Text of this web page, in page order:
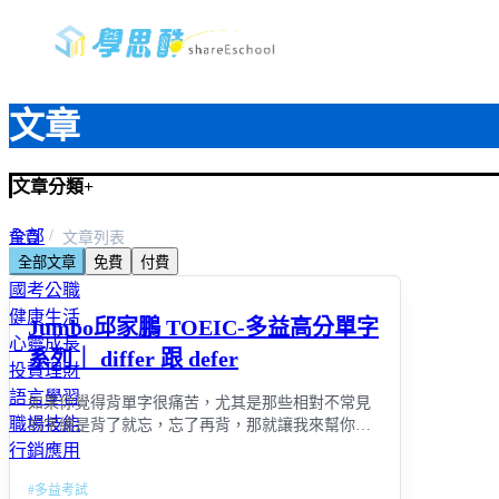
文章
文章分類+
全部
教師資格考＆甄試
國考公職
健康生活
心靈成長
投資理財
語言學習
職場技能
行銷應用
首頁
文章列表
全部文章
免費 付費
Jumbo邱家鵬 TOEIC-多益高分單字
系列｜ differ 跟 defer
如果你覺得背單字很痛苦，尤其是那些相對不常見
的字總是背了就忘，忘了再背，那就讓我來幫你用
「連結記憶」取代「死背」吧!
#多益考試